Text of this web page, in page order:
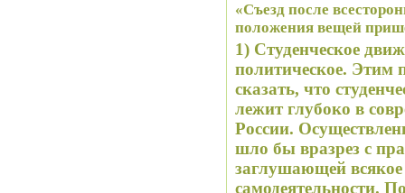
«Съезд после
положения вещей
1) Студенческое
политическое. Этим
сказать, что
лежит глубоко в
России.
шло бы вразрез с
заглушающей всякое
самодеятельности.